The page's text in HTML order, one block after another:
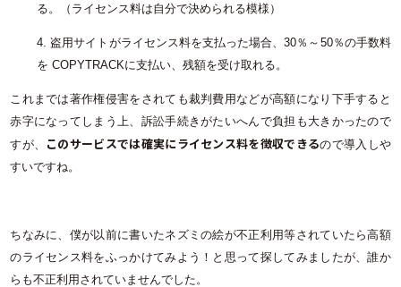
る。（ライセンス料は自分で決められる模様）
4. 盗用サイトがライセンス料を支払った場合、30％～50％の手数料
を COPYTRACKに支払い、残額を受け取れる。
これまでは著作権侵害をされても裁判費用などが高額になり下手すると
赤字になってしまう上、訴訟手続きがたいへんで負担も大きかったので
すが、
このサービスでは確実にライセンス料を徴収できるので導入しや
すいですね。
ちなみに、僕が以前に書いたネズミの絵が不正利用等されていたら高額
のライセンス料をふっかけてみよう！と思って探してみましたが、誰か
らも不正利用されていませんでした。